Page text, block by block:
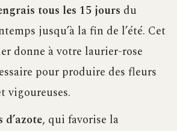
tous les 15 jours du
jusqu’à la fin de l’été. Cet
donne à votre laurier-rose
pour produire des fleurs
vigoureuses.
d’azote, qui favorise la